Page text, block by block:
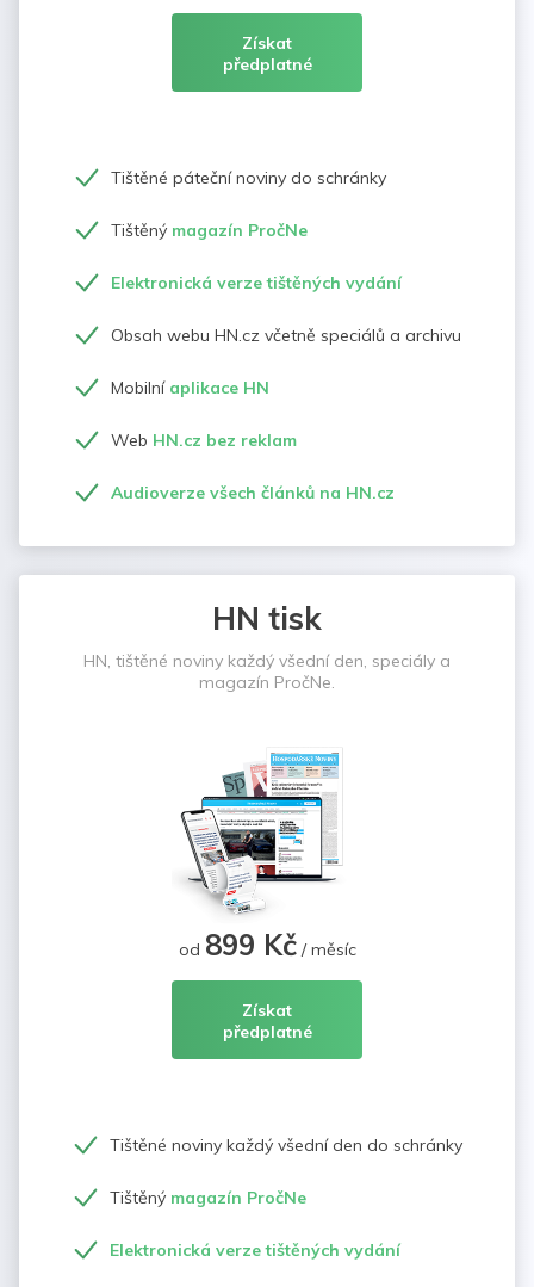
Získat
předplatné
Tištěné páteční noviny do schránky
Tištěný magazín PročNe
Elektronická verze tištěných vydání
Obsah webu HN.cz včetně speciálů a archivu
Mobilní aplikace HN
Web HN.cz bez reklam
Audioverze všech článků na HN.cz
HN tisk
HN, tištěné noviny každý všední den, speciály a
magazín PročNe.
od 899 Kč/ měsíc
Získat
předplatné
Tištěné noviny každý všední den do schránky
Tištěný magazín PročNe
Elektronická verze tištěných vydání